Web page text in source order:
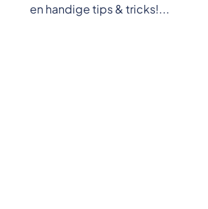
en handige tips & tricks!...